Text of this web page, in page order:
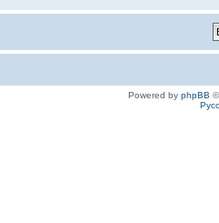
Powered by phpBB